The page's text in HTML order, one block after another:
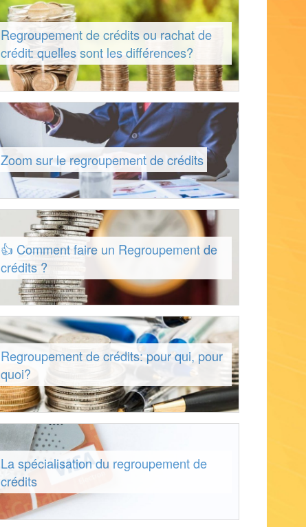
Regroupement de crédits ou rachat de
crédit: quelles sont les différences?
Zoom sur le regroupement de crédits
👍 Comment faire un Regroupement de
crédits ?
Regroupement de crédits: pour qui, pour
quoi?
La spécialisation du regroupement de
crédits